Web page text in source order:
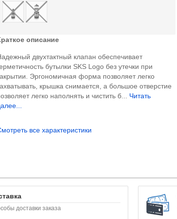
описание
двухтактный клапан обеспечивает
бутылки SKS Logo без утечки при
Эргономичная форма позволяет легко
крышка снимается, а большое отверстие
легко наполнять и чистить б... Читать
все характеристики
доставки заказа